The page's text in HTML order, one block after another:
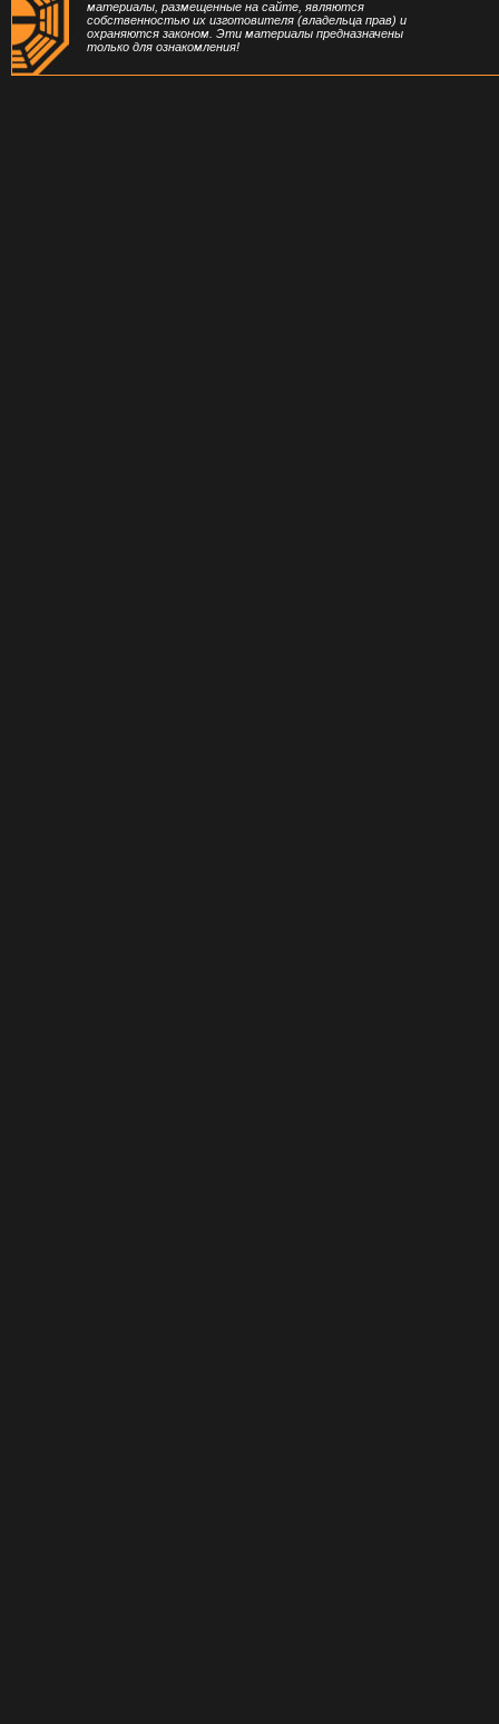
материалы, размещенные на сайте, являются
собственностью их изготовителя (владельца прав) и
охраняются законом. Эти материалы предназначены
только для ознакомления!